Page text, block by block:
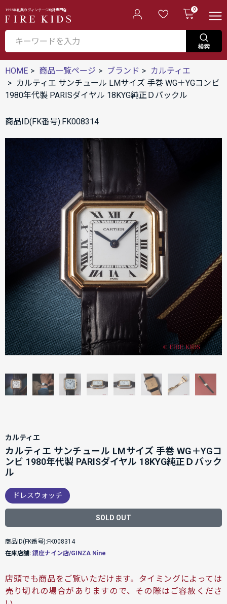
1995年創業のヴィンテージ時計専門店 0
HOME 商品一覧ページ ブランド
カルティエ
カルティエ サンチュール LMサイズ 手巻 WG＋YGコンビ
1980年代製 PARISダイヤル 18KYG純正Ｄバックル
商品ID(FK番号):FK008314
カルティエ
カルティエ サンチュール LMサイズ 手巻 WG＋YGコ
ンビ 1980年代製 PARISダイヤル 18KYG純正Ｄバック
ル
ドレスウォッチ
SOLD OUT
商品ID(FK番号):FK008314
在庫店舗: 銀座ナイン店/GINZA Nine
店頭でも商品をご覧いただけます。タイミングによっては
売り切れの場合がありますので、その際はご容赦くださ